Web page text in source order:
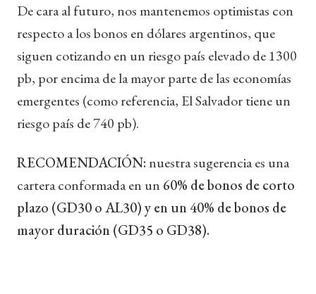
De cara al futuro, nos mantenemos optimistas con
respecto a los bonos en dólares argentinos, que
siguen cotizando en un riesgo país elevado de 1300
pb, por encima de la mayor parte de las economías
emergentes (como referencia, El Salvador tiene un
riesgo país de 740 pb).
RECOMENDACIÓN: nuestra sugerencia es una
cartera conformada en un 60% de bonos de corto
plazo (GD30 o AL30) y en un 40% de bonos de
mayor duración (GD35 o GD38).